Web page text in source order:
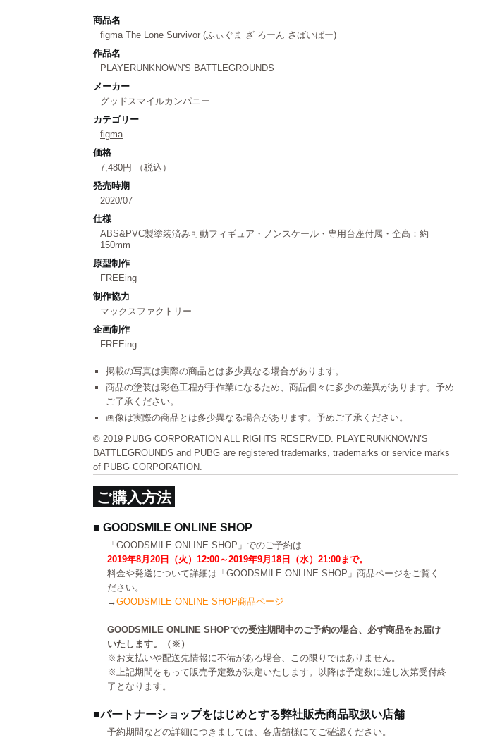
商品名
figma The Lone Survivor (ふぃぐま ざ ろーん さばいばー)
作品名
PLAYERUNKNOWN'S BATTLEGROUNDS
メーカー
グッドスマイルカンパニー
カテゴリー
figma
価格
7,480円 （税込）
発売時期
2020/07
仕様
ABS&PVC製塗装済み可動フィギュア・ノンスケール・専用台座付属・全高：約
150mm
原型制作
FREEing
制作協力
マックスファクトリー
企画制作
FREEing
掲載の写真は実際の商品とは多少異なる場合があります。
商品の塗装は彩色工程が手作業になるため、商品個々に多少の差異があります。予め
ご了承ください。
画像は実際の商品とは多少異なる場合があります。予めご了承ください。
© 2019 PUBG CORPORATION ALL RIGHTS RESERVED. PLAYERUNKNOWN’S
BATTLEGROUNDS and PUBG are registered trademarks, trademarks or service marks
of PUBG CORPORATION.
ご購入方法
■ GOODSMILE ONLINE SHOP
「GOODSMILE ONLINE SHOP」でのご予約は
2019年8月20日（火）12:00～2019年9月18日（水）21:00まで。
料金や発送について詳細は「GOODSMILE ONLINE SHOP」商品ページをご覧く
ださい。
→GOODSMILE ONLINE SHOP商品ページ
GOODSMILE ONLINE SHOPでの受注期間中のご予約の場合、必ず商品をお届け
いたします。（※）
※お支払いや配送先情報に不備がある場合、この限りではありません。
※上記期間をもって販売予定数が決定いたします。以降は予定数に達し次第受付終
了となります。
■パートナーショップをはじめとする弊社販売商品取扱い店舗
予約期間などの詳細につきましては、各店舗様にてご確認ください。